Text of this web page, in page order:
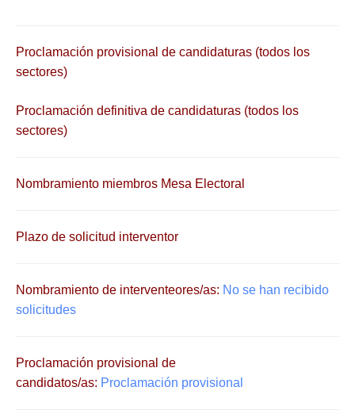
Proclamación provisional de candidaturas (todos los
sectores)
Proclamación definitiva de candidaturas (todos los
sectores)
Nombramiento miembros Mesa Electoral
Plazo de solicitud interventor
Nombramiento de interventeores/as: No se han recibido
solicitudes
Proclamación provisional de
candidatos/as: Proclamación provisional